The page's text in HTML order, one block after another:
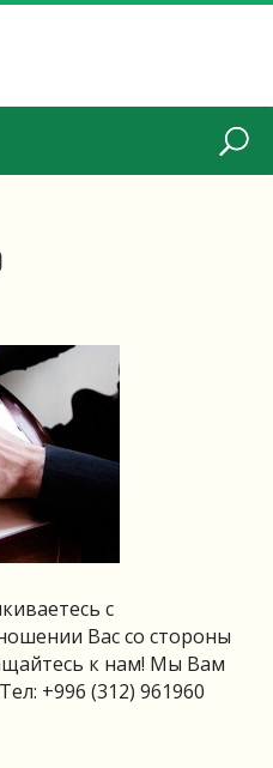
с
Вас со стороны
к нам! Мы Вам
+996 (312) 961960